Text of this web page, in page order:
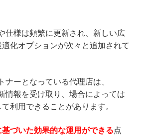
仕様は頻繁に更新され、新しい広
化オプションが次々と追加されて
ーとなっている代理店は、
情報を受け取り、場合によっては
利用できることがあります。
づいた効果的な運用ができる点